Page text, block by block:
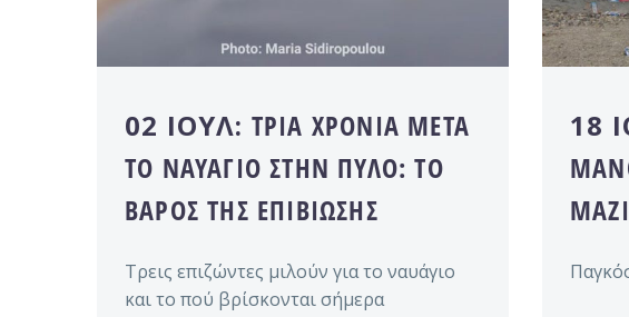
02 ΙΟΎΛ: ΤΡΊΑ ΧΡΌΝΙΑ ΜΕΤΆ
ΤΟ ΝΑΥΆΓΙΟ ΣΤΗΝ ΠΎΛΟ: ΤΟ
ΒΆΡΟΣ ΤΗΣ ΕΠΙΒΊΩΣΗΣ
Τρεις επιζώντες μιλούν για το ναυάγιο
και το πού βρίσκονται σήμερα
18